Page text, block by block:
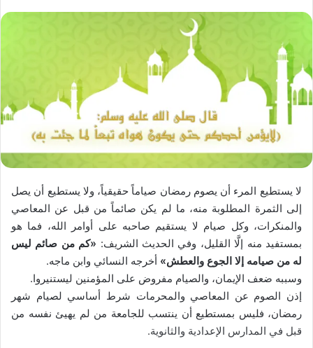
لا يستطيع المرء أن يصوم رمضان صياماً حقيقياً، ولا يستطيع أن يصل
إلى الثمرة المطلوبة منه، ما لم يكن صائماً من قبل عن المعاصي
والمنكرات، وكل صيام لا يستقيم صاحبه على أوامر الله، فما هو
بمستفيد منه إلَّا القليل، وفي الحديث الشريف: «كم من صائم ليس
له من صيامه إلا الجوع والعطش» أخرجه النسائي وابن ماجه.
وسببه ضعف الإيمان، والصيام مفروض على المؤمنين ليستنيروا.
إذن الصوم عن المعاصي والمحرمات شرط أساسي لصيام شهر
رمضان، فليس بمستطيع أن ينتسب للجامعة من لم يهيئ نفسه من
قبل في المدارس الإعدادية والثانوية.